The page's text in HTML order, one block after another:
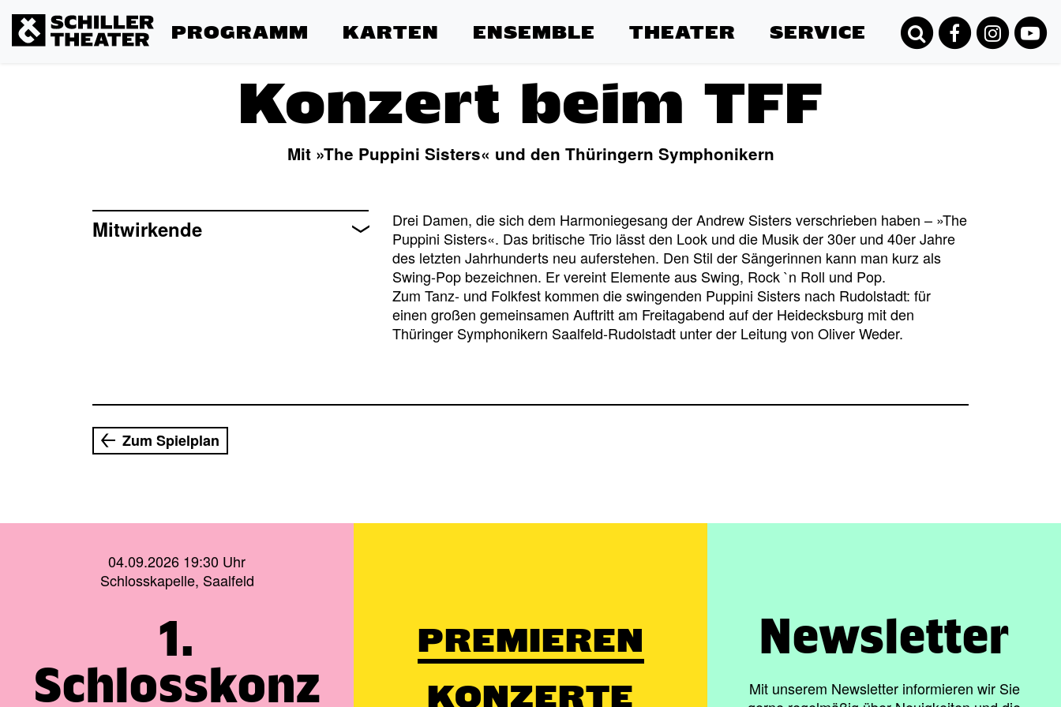
PROGRAMM KARTEN ENSEMBLE THEATER SERVICE
Konzert beim TFF
Mit »The Puppini Sisters« und den Thüringern Symphonikern
Drei Damen, die sich dem Harmoniegesang der Andrew Sisters verschrieben haben – »The
Puppini Sisters«. Das britische Trio lässt den Look und die Musik der 30er und 40er Jahre
des letzten Jahrhunderts neu auferstehen. Den Stil der Sängerinnen kann man kurz als
Swing-Pop bezeichnen. Er vereint Elemente aus Swing, Rock `n Roll und Pop.
Zum Tanz- und Folkfest kommen die swingenden Puppini Sisters nach Rudolstadt: für
einen großen gemeinsamen Auftritt am Freitagabend auf der Heidecksburg mit den
Thüringer Symphonikern Saalfeld-Rudolstadt unter der Leitung von Oliver Weder.
Mitwirkende
Zum Spielplan
04.09.2026 19:30 Uhr
Schlosskapelle, Saalfeld
1.
Schlosskonz
PREMIEREN
KONZERTE
Newsletter
Mit unserem Newsletter informieren wir Sie